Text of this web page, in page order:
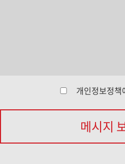
개인정보정책
메시지